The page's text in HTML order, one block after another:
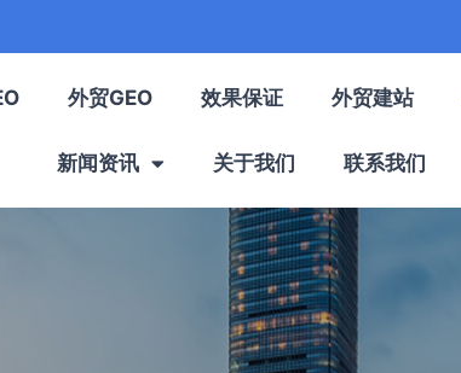
外贸GEO 效果保证 外贸建站
新闻资讯 关于我们 联系我们